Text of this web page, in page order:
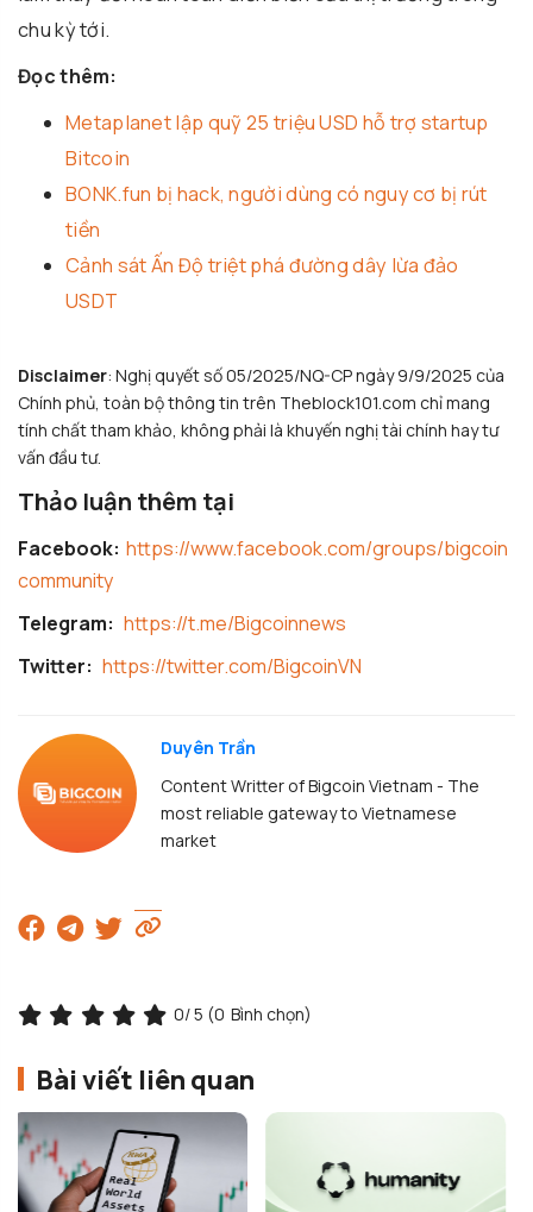
chu kỳ tới.
Đọc thêm:
Metaplanet lập quỹ 25 triệu USD hỗ trợ startup
Bitcoin
BONK.fun bị hack, người dùng có nguy cơ bị rút
tiền
Cảnh sát Ấn Độ triệt phá đường dây lừa đảo
USDT
Disclaimer: Nghị quyết số 05/2025/NQ-CP ngày 9/9/2025 của
Chính phủ, toàn bộ thông tin trên Theblock101.com chỉ mang
tính chất tham khảo, không phải là khuyến nghị tài chính hay tư
vấn đầu tư.
Thảo luận thêm tại
Facebook: https://www.facebook.com/groups/bigcoin
community
Telegram: https://t.me/Bigcoinnews
Twitter: https://twitter.com/BigcoinVN
Duyên Trần
Content Writter of Bigcoin Vietnam - The
most reliable gateway to Vietnamese
market
0/ 5 (0 Bình chọn)
Bài viết liên quan